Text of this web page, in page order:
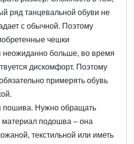
ряд танцевальной обуви не
с обычной. Поэтому
чешки
неожиданно больше, во время
дискомфорт. Поэтому
примерять обувь
пошива. Нужно обращать
подошва – она
текстильной или иметь